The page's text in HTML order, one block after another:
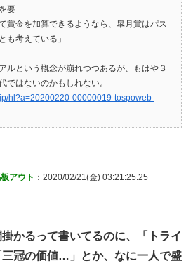
要
賞金を加算できるようなら、皐月賞はパス
も考えている」
ルという概念が崩れつつあるが、もはや３
ではないのかもしれない。
hl?a=20200220-00000019-tospoweb-
アウト ：2020/02/21(金) 03:21:25.25
かるって書いてるのに、「トライ
冠の価値…」とか、なに一人で盛